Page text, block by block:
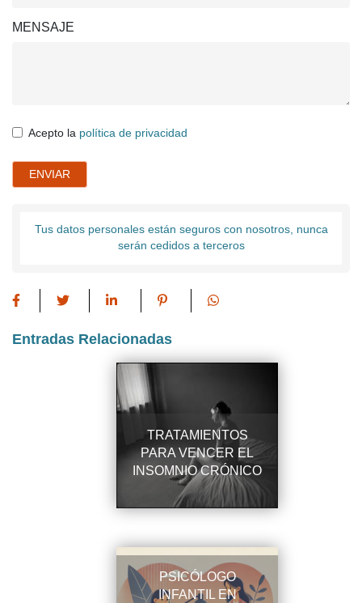
MENSAJE
Acepto la política de privacidad
ENVIAR
Tus datos personales están seguros con nosotros, nunca
serán cedidos a terceros
Entradas Relacionadas
TRATAMIENTOS
PARA VENCER EL
INSOMNIO CRÓNICO
PSICÓLOGO
INFANTIL EN